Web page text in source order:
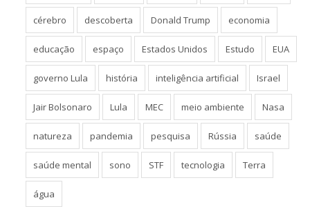
cérebro descoberta Donald Trump economia
educação espaço Estados Unidos Estudo EUA
governo Lula história inteligência artificial Israel
Jair Bolsonaro Lula MEC meio ambiente Nasa
natureza pandemia pesquisa Rússia saúde
saúde mental sono STF tecnologia Terra
água